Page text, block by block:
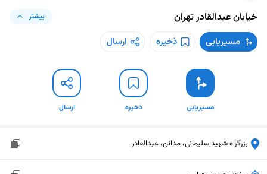
خیابان عبدالقادرتهران بیشتر
مسیریابی ذخیره ارسال
مسیریابی ذخیره ارسال
بزرگراه شهید سلیمانی، مدائن، عبدالقادر